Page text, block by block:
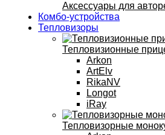
Аксессуары для
Комбо-устройства
Тепловизоры
Тепловизионные
Arkon
ArtElv
RikaNV
Longot
iRay
Тепловизорные